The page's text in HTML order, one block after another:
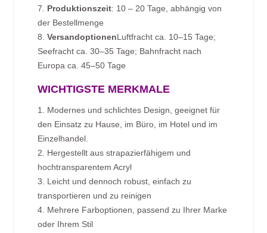
7. Produktionszeit: 10 – 20 Tage, abhängig von
der Bestellmenge
8.VersandoptionenLuftfracht ca. 10–15 Tage;
Seefracht ca. 30–35 Tage; Bahnfracht nach
Europa ca. 45–50 Tage
WICHTIGSTE MERKMALE
1. Modernes und schlichtes Design, geeignet für
den Einsatz zu Hause, im Büro, im Hotel und im
Einzelhandel.
2. Hergestellt aus strapazierfähigem und
hochtransparentem Acryl
3. Leicht und dennoch robust, einfach zu
transportieren und zu reinigen
4. Mehrere Farboptionen, passend zu Ihrer Marke
oder Ihrem Stil